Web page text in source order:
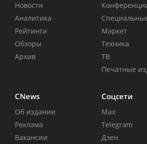
Новости
Аналитика
Рейтинги
Обзоры
Архив
Маркет
Техника
ТВ
Печатные
CNews
Об издании
Реклама
Вакансии
Соцсети
Max
Telegram
Дзен